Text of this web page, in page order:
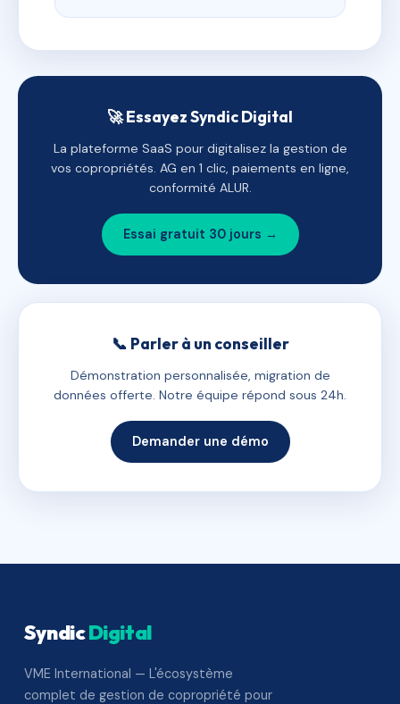
🚀 Essayez Syndic Digital
La plateforme SaaS pour digitalisez la gestion de
vos copropriétés. AG en 1 clic, paiements en ligne,
conformité ALUR.
Essai gratuit 30 jours →
📞 Parler à un conseiller
Démonstration personnalisée, migration de
données offerte. Notre équipe répond sous 24h.
Demander une démo
SyndicDigital
VME International — L'écosystème
complet de gestion de copropriété pour